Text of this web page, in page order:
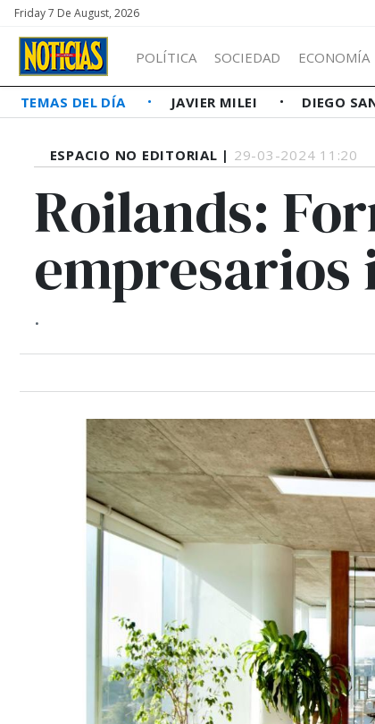
Friday 7 De August, 2026
POLÍTICA SOCIEDAD ECONOMÍA
TEMAS DEL DÍA JAVIER MILEI DIEGO
ESPACIO NO EDITORIAL | 29-03-2024 11:20
Roilands:
.